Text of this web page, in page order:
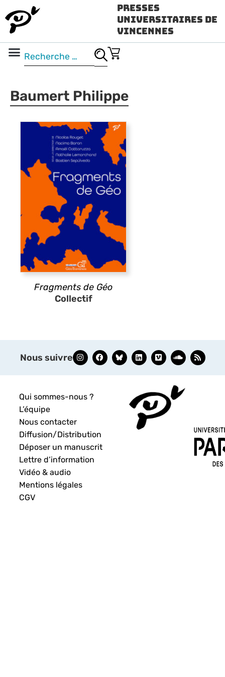
Presses
Universitaires de
Vincennes
Baumert Philippe
Fragments de Géo
Collectif
Nous suivre
Qui sommes-nous ?
L’équipe
Nous contacter
Diffusion/Distribution
Déposer un manuscrit
Lettre d’information
Vidéo & audio
Mentions légales
CGV